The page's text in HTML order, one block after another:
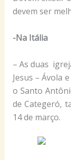
devem ser
-Na Itália
– As duas
Jesus – Ávola
o Santo
de Categeró,
14 de março.